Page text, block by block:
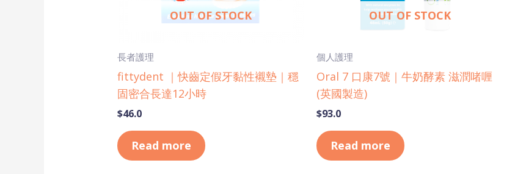
OUT OF STOCK
長者護理
fittydent ｜快齒定假牙黏性襯墊｜穩
固密合長達12小時
$46.0
Read more
OUT OF STOCK
個人護理
Oral 7 口康7號｜牛奶酵素 滋潤啫喱
(英國製造)
$93.0
Read more